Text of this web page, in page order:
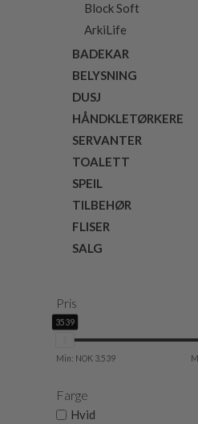
Block Soft
ArkiLife
BADEKAR
BELYSNING
DUSJ
HÅNDKLETØRKERE
SERVANTER
TOALETT
SPEIL
TILBEHØR
FLISER
SALG
Pris
3539
Min: NOK 3.539
Farge
Hvid